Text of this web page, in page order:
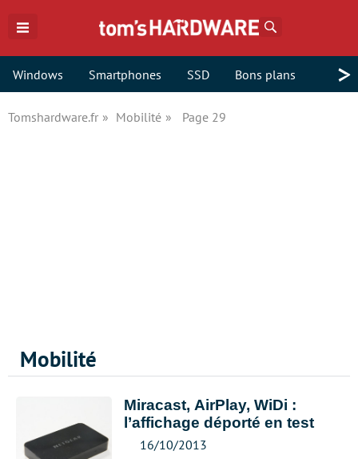
Windows Smartphones SSD Bons plans >
Tomshardware.fr Mobilité Page 29
Mobilité
Miracast, AirPlay, WiDi :
l’affichage déporté en test
16/10/2013